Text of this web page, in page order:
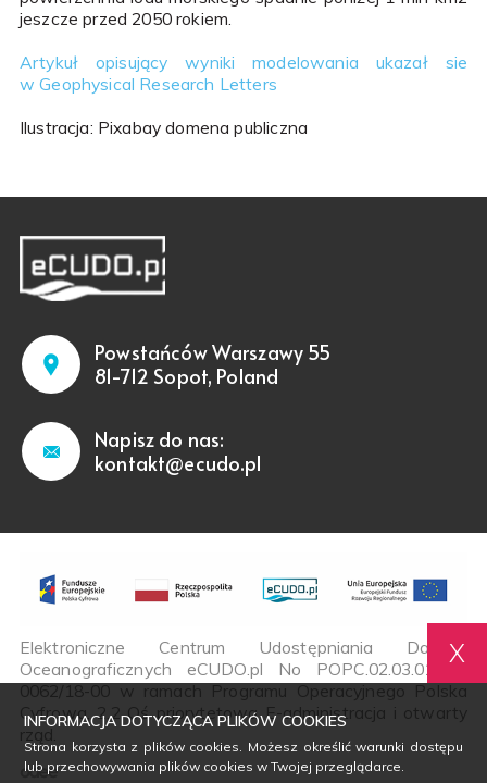
jeszcze przed 2050 rokiem.
Artykuł opisujący wyniki modelowania ukazał sie
w Geophysical Research Letters
Ilustracja: Pixabay domena publiczna
Powstańców Warszawy 55
81-712 Sopot, Poland
Napisz do nas:
kontakt@ecudo.pl
Elektroniczne Centrum Udostępniania Danych
Oceanograficznych eCUDO.pl No POPC.02.03.01-00-
0062/18-00 w ramach Programu Operacyjnego Polska
Cyfrowa, 2.2 Oś priorytetowa E-administracja i otwarty
rząd.
X
INFORMACJA DOTYCZĄCA PLIKÓW COOKIES
Strona korzysta z plików cookies. Możesz określić warunki dostępu
lub przechowywania plików cookies w Twojej przeglądarce.